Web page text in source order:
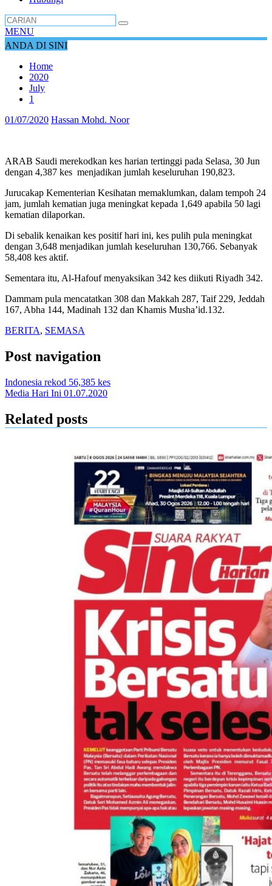
MENU
ANDA DI SINI
Home
2020
July
1
01/07/2020 Hassan Mohd. Noor
ARAB Saudi merekodkan kes harian tertinggi pada Selasa, 30 Jun
dengan 4,387 kes menjadikan jumlah keseluruhan 190,823.
Jurucakap Kementerian Kesihatan memaklumkan, dalam tempoh 24
jam, jumlah kematian juga meningkat kepada 1,649 apabila 50 lagi
kematian dilaporkan.
Di sebalik kenaikan kes positif hari ini, kes pulih pula meningkat
dengan 3,648 menjadikan jumlah keseluruhan 130,766. Sebanyak
58,408 kes aktif.
Sementara itu, Al-Hafouf menyaksikan 342 kes diikuti Riyadh 342.
Dammam pula mencatatkan 308 dan Makkah 287, Taif 229, Jeddah
167, Abha 144, Madinah 132 dan Khamis Musha’id.132.
BERITA, SEMASA
Post navigation
Indonesia rekod 56,385 kes
Media Hari Ini 01.07.2020
Related posts